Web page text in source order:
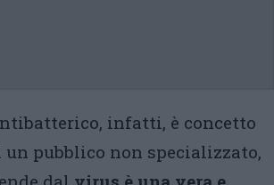
infatti, è concetto
un pubblico non specializzato,